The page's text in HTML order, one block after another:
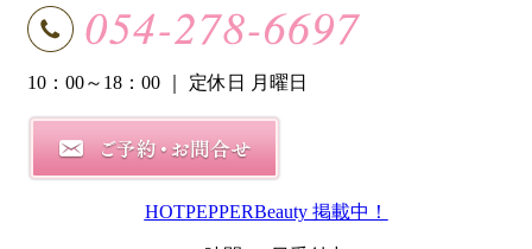
10：00～18：00 ｜ 定休日 月曜日
HOTPEPPERBeauty 掲載中！